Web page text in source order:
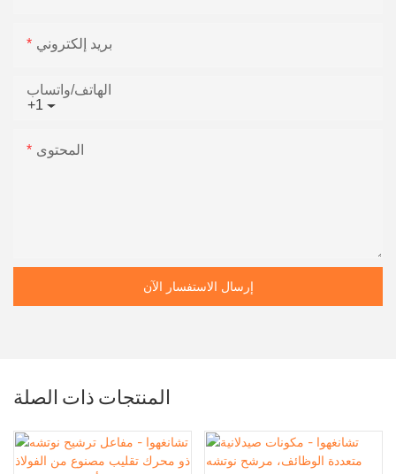
بريد إلكتروني
+1
الهاتف/واتساب
المحتوى
إرسال الاستفسار الآن
المنتجات ذات الصلة